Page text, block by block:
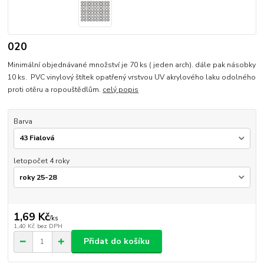
020
Minimální objednávané množství je 70 ks ( jeden arch). dále pak násobky
10 ks. PVC vinylový štítek opatřený vrstvou UV akrylového laku odolného
proti otěru a ropouštědlům. celý popis
Barva
letopočet 4 roky
1,69 Kč/ks
1,40 Kč bez DPH
Přidat do košíku